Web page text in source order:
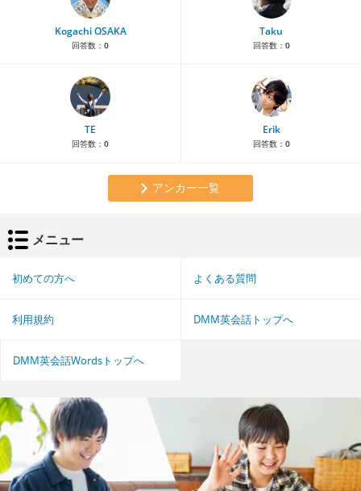
Kogachi OSAKA
回答数： 0
Taku
回答数： 0
TE
回答数： 0
Erik
回答数： 0
アンカー一覧
メニュー
初めての方へ よくある質問
利用規約 DMM英会話トップへ
DMM英会話Wordsトップへ